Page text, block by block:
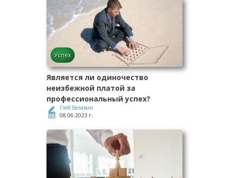
Успех
Является ли одиночество
неизбежной платой за
профессиональный успех?
Глеб Белавин
08.06.2023 г.